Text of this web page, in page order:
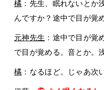
橘 ：先生、眠れないとか
んですか？途中で目が覚
元神先生 ：途中で目が覚
で目が覚める。音とか。
橘 ：なるほど。じゃあ次